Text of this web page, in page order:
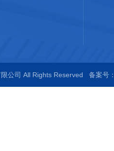
公司 All Rights Reserved 备案号